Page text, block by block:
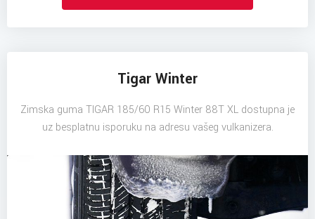
Tigar Winter
Zimska guma TIGAR 185/60 R15 Winter 88T XL dostupna je
uz besplatnu isporuku na adresu vašeg vulkanizera.